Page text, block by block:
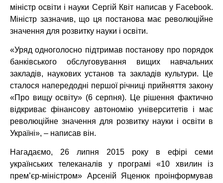
міністр освіти і науки Сергій Квіт написав у Facebook.
Міністр зазначив, що ця постанова має революційне
значення для розвитку науки і освіти.
«Уряд одноголосно підтримав постанову про порядок
банківського обслуговування вищих навчальних
закладів, наукових установ та закладів культури. Це
сталося напередодні першої річниці прийняття закону
«Про вищу освіту» (6 серпня). Це рішення фактично
відкриває фінансову автономію університетів і має
революційне значення для розвитку науки і освіти в
Україні», – написав він.
Нагадаємо, 26 липня 2015 року в ефірі семи
українських телеканалів у програмі «10 хвилин із
прем’єр-міністром» Арсеній Яценюк проінформував